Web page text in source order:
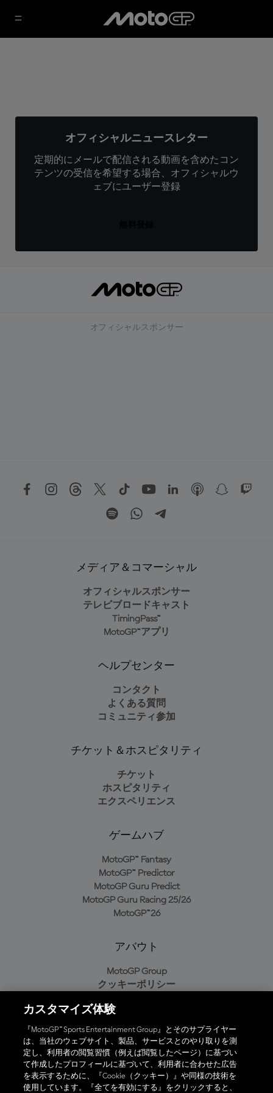
オフィシャルニュースレター
定期的にメールで配信される動画を含めたコン
テンツの受信を希望する場合、オフィシャルウ
ェブにユーザー登録
オフィシャルスポンサー
メディア＆コマーシャル
オフィシャルスポンサー
テレビブロードキャスト
TimingPass™
MotoGP™アプリ
ヘルプセンター
コンタクト
よくある質問
コミュニティ参加
チケット＆ホスピタリティ
チケット
ホスピタリティ
エクスペリエンス
ゲームハブ
MotoGP™ Fantasy
MotoGP™ Predictor
MotoGP Guru Predict
MotoGP Guru Racing 25/26
MotoGP™26
アバウト
MotoGP Group
クッキーポリシー
プライバシーポリシー
購入ポリシー
オフィシャルアプリ
カスタマイズ体験
『MotoGP™ Sports Entertainment Group』とそのサプライヤー
は、当社のウェブサイト、製品、サービスとのやり取りを測
定し、利用者の閲覧習慣（例えば閲覧したページ）に基づい
て作成したプロフィールに基づいて、利用者に合わせた広告
を表示するために、『Cookie（クッキー）』や同様の技術を
使用しています。『全てを有効にする』をクリックすると、